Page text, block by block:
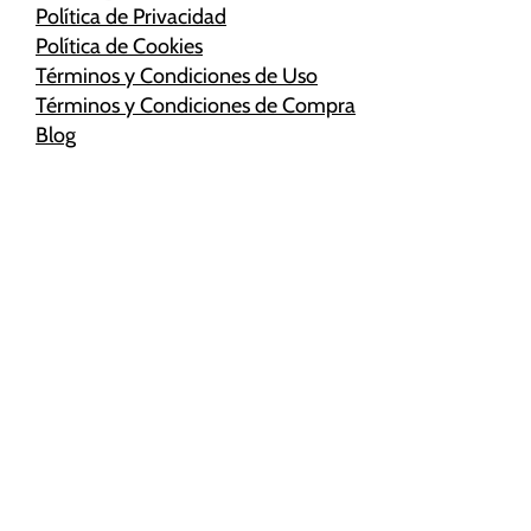
Política de Privacidad
Política de Cookies
Términos y Condiciones de Uso
Términos y Condiciones de Compra
Blog